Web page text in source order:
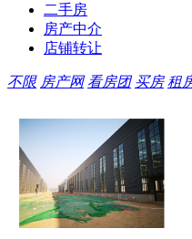
二手房
房产中介
店铺转让
不限 房产网 看房团 买房 租